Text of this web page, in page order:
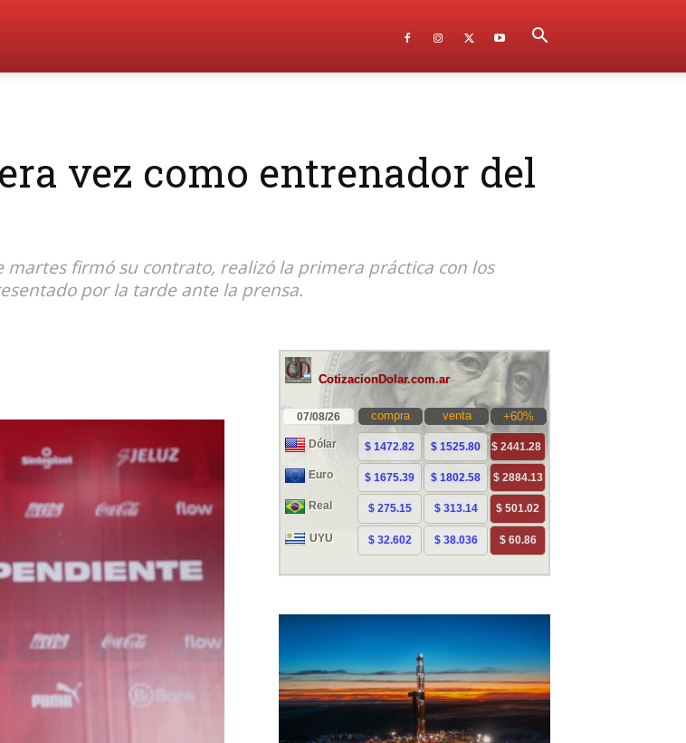
vez como entrenador del
martes firmó su contrato, realizó la primera práctica con los
por la tarde ante la prensa.